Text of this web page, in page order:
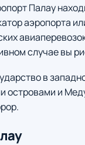
Палау
аэропорта
случае вы
в
островами и